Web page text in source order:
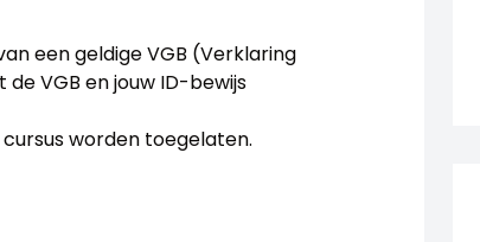
een geldige VGB (Verklaring
VGB en jouw ID-bewijs
worden toegelaten.